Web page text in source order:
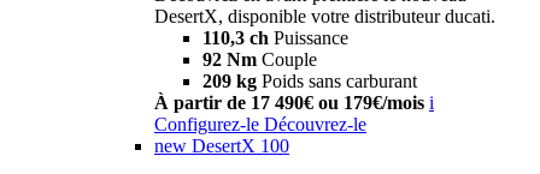
DesertX, disponible votre distributeur ducati.
110,3 ch Puissance
92 Nm Couple
209 kg Poids sans carburant
À partir de 17 490€ ou 179€/mois i
Configurez-le Découvrez-le
new DesertX 100